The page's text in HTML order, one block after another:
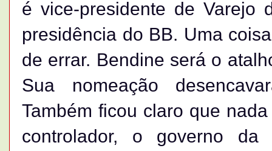
é vice-presidente de Varejo
presidência do BB. Uma
de errar. Bendine será o
Sua nomeação
Também ficou claro que
controlador, o governo da